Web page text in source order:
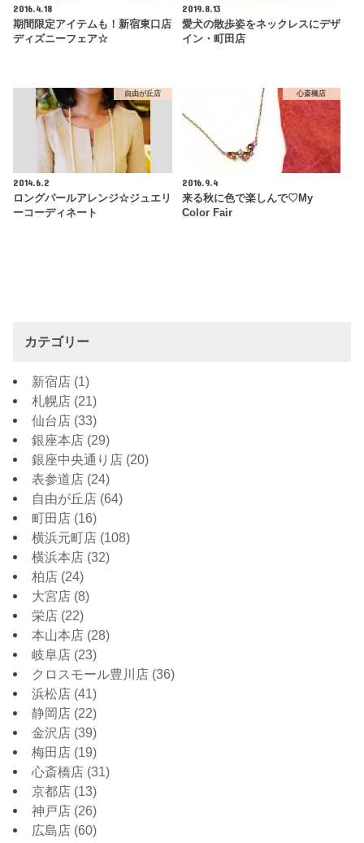
2016.4.18
期間限定アイテムも！新宿東口店
ディズニーフェア☆
2019.8.13
愛犬の散歩姿をネックレスにデザ
イン・町田店
自由が丘店
2014.6.2
ロングパールアレンジ☆ジュエリ
ーコーディネート
心斎橋店
2016.9.4
来る秋に色で楽しんで♡My
Color Fair
カテゴリー
新宿店 (1)
札幌店 (21)
仙台店 (33)
銀座本店 (29)
銀座中央通り店 (20)
表参道店 (24)
自由が丘店 (64)
町田店 (16)
横浜元町店 (108)
横浜本店 (32)
柏店 (24)
大宮店 (8)
栄店 (22)
本山本店 (28)
岐阜店 (23)
クロスモール豊川店 (36)
浜松店 (41)
静岡店 (22)
金沢店 (39)
梅田店 (19)
心斎橋店 (31)
京都店 (13)
神戸店 (26)
広島店 (60)